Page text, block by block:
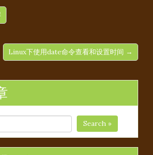
Linux下使用date命令查看和设置时间 →
Search »